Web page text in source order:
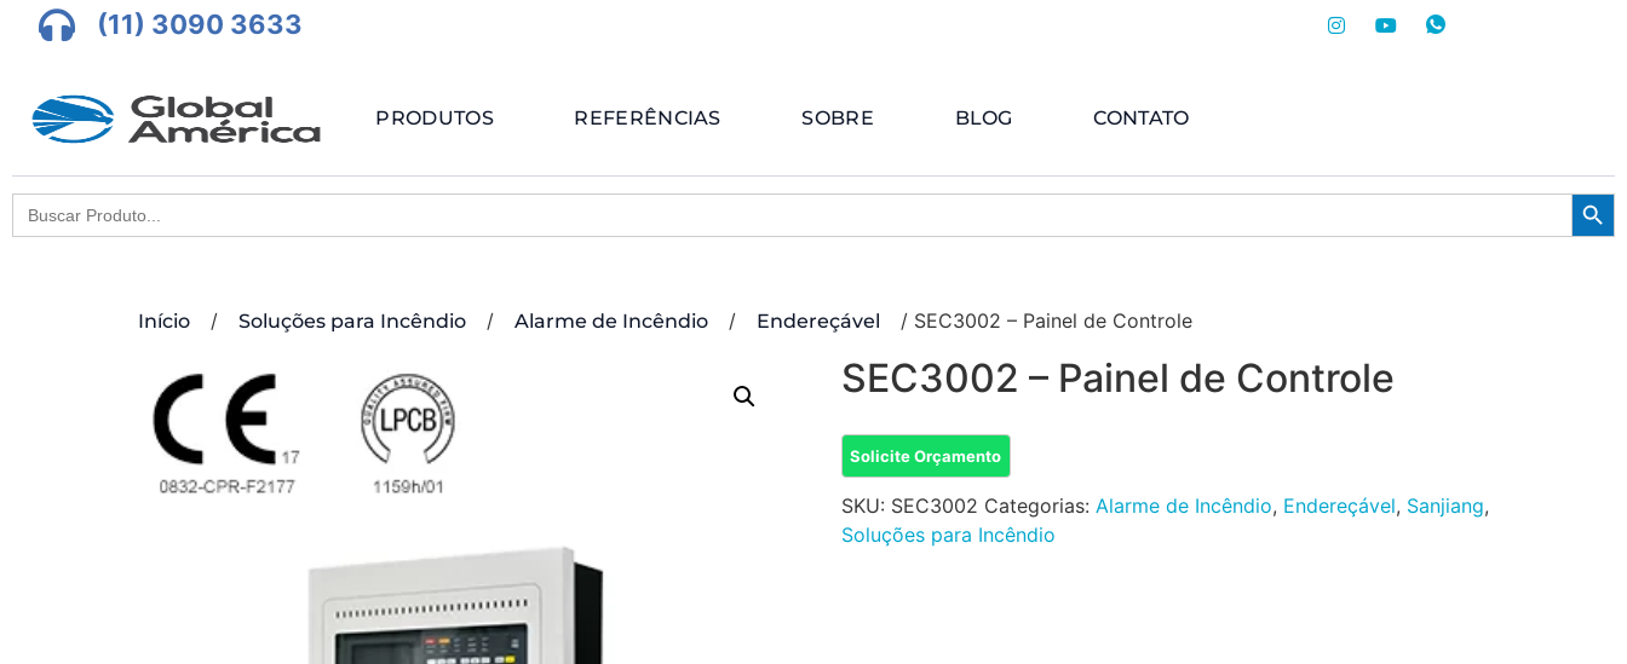
(11) 3090 3633
PRODUTOS REFERÊNCIAS SOBRE BLOG CONTATO
Search
for:
Início / Soluções para Incêndio / Alarme de Incêndio / Endereçável / SEC3002 – Painel de Controle
SEC3002 – Painel de Controle
Solicite Orçamento
SKU: SEC3002 Categorias: Alarme de Incêndio, Endereçável, Sanjiang,
Soluções para Incêndio